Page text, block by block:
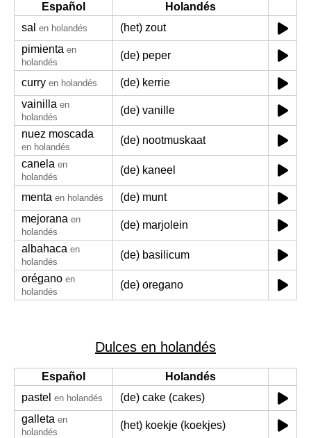
Español
Holandés
sal en holandés
(het) zout
pimienta en
holandés
(de) peper
curry en holandés
(de) kerrie
vainilla en
holandés
(de) vanille
nuez moscada
en holandés
(de) nootmuskaat
canela en
holandés
(de) kaneel
menta en holandés
(de) munt
mejorana en
holandés
(de) marjolein
albahaca en
holandés
(de) basilicum
orégano en
holandés
(de) oregano
Dulces en holandés
Español
Holandés
pastel en holandés
(de) cake (cakes)
galleta en
holandés
(het) koekje (koekjes)